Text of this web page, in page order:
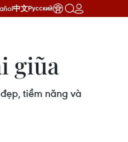
中文Русский
giũa
tiềm năng và